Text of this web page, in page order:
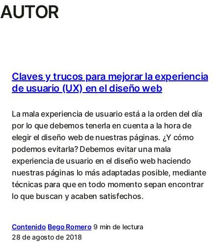
AUTOR
Claves y trucos para mejorar la experiencia
de usuario (UX) en el diseño web
La mala experiencia de usuario está a la orden del día
por lo que debemos tenerla en cuenta a la hora de
elegir el diseño web de nuestras páginas. ¿Y cómo
podemos evitarla? Debemos evitar una mala
experiencia de usuario en el diseño web haciendo
nuestras páginas lo más adaptadas posible, mediante
técnicas para que en todo momento sepan encontrar
lo que buscan y acaben satisfechos.
Contenido Bego Romero 9 min de lectura
28 de agosto de 2018